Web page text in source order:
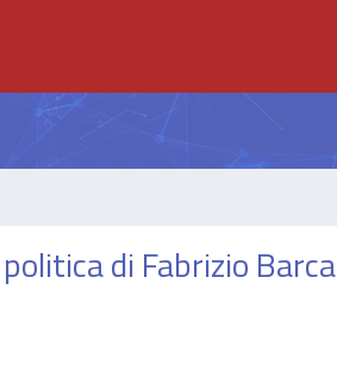
di Fabrizio Barca